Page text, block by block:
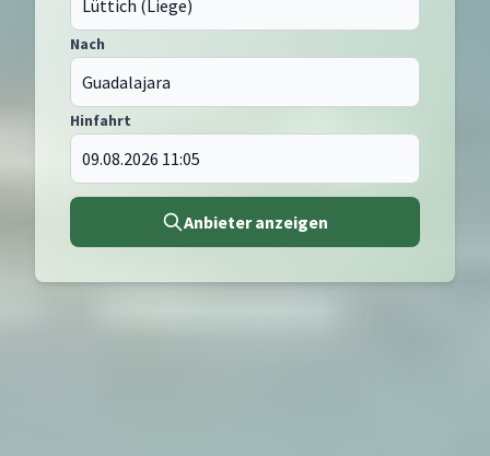
Nach
Hinfahrt
Anbieter anzeigen